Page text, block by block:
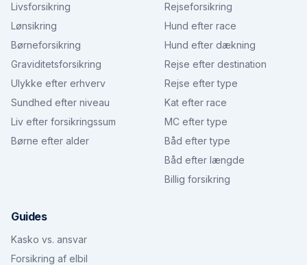
Livsforsikring
Lønsikring
Børneforsikring
Graviditetsforsikring
Ulykke efter erhverv
Sundhed efter niveau
Liv efter forsikringssum
Børne efter alder
Rejseforsikring
Hund efter race
Hund efter dækning
Rejse efter destination
Rejse efter type
Kat efter race
MC efter type
Båd efter type
Båd efter længde
Billig forsikring
Guides
Kasko vs. ansvar
Forsikring af elbil